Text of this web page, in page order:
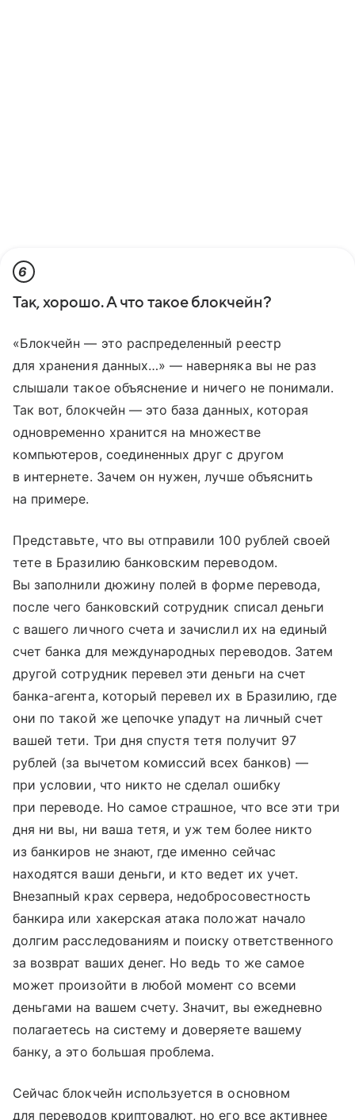
6
Так, хорошо. А что такое блокчейн?
«Блокчейн — это распределенный реестр
для хранения данных…» — наверняка вы не раз
слышали такое объяснение и ничего не понимали.
Так вот, блокчейн — это база данных, которая
одновременно хранится на множестве
компьютеров, соединенных друг с другом
в интернете. Зачем он нужен, лучше объяснить
на примере.
Представьте, что вы отправили 100 рублей своей
тете в Бразилию банковским переводом.
Вы заполнили дюжину полей в форме перевода,
после чего банковский сотрудник списал деньги
с вашего личного счета и зачислил их на единый
счет банка для международных переводов. Затем
другой сотрудник перевел эти деньги на счет
банка-агента, который перевел их в Бразилию, где
они по такой же цепочке упадут на личный счет
вашей тети. Три дня спустя тетя получит 97
рублей (за вычетом комиссий всех банков) —
при условии, что никто не сделал ошибку
при переводе. Но самое страшное, что все эти три
дня ни вы, ни ваша тетя, и уж тем более никто
из банкиров не знают, где именно сейчас
находятся ваши деньги, и кто ведет их учет.
Внезапный крах сервера, недобросовестность
банкира или хакерская атака положат начало
долгим расследованиям и поиску ответственного
за возврат ваших денег. Но ведь то же самое
может произойти в любой момент со всеми
деньгами на вашем счету. Значит, вы ежедневно
полагаетесь на систему и доверяете вашему
банку, а это большая проблема.
Сейчас блокчейн используется в основном
для переводов криптовалют, но его все активнее